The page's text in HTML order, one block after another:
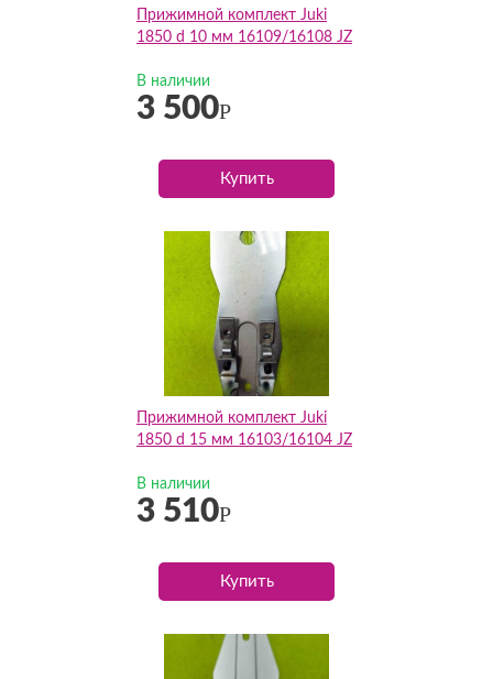
Прижимной комплект Juki
1850 d 10 мм 16109/16108 JZ
В наличии
3 500Р
Купить
Прижимной комплект Juki
1850 d 15 мм 16103/16104 JZ
В наличии
3 510Р
Купить